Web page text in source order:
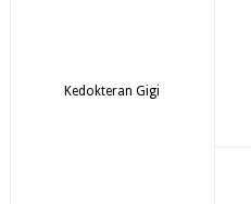
Kedokteran Gigi